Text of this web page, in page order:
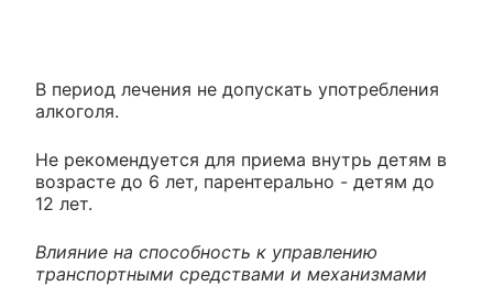
В период лечения не допускать употребления
алкоголя.
Не рекомендуется для приема внутрь детям в
возрасте до 6 лет, парентерально - детям до
12 лет.
Влияние на способность к управлению
транспортными средствами и механизмами